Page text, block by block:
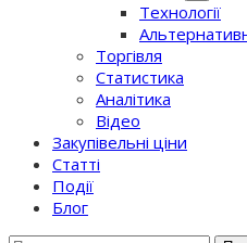
Технології
Торгівля
Статистика
Аналітика
Відео
Закупівельні ціни
Статті
Події
Блог